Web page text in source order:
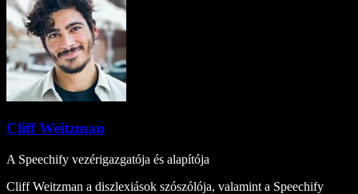
Cliff Weitzman
A Speechify vezérigazgatója és alapítója
Cliff Weitzman a diszlexiások szószólója, valamint a Speechify